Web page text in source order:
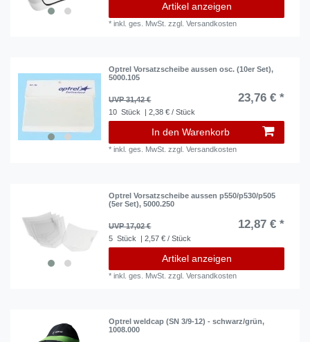
Artikel anzeigen
*inkl. ges. MwSt. zzgl.Versandkosten
Optrel Vorsatzscheibe aussen osc. (10er Set),
5000.105
UVP 31,42 € 23,76 € *
10 Stück | 2,38 € / Stück
In den Warenkorb
*inkl. ges. MwSt. zzgl.Versandkosten
Optrel Vorsatzscheibe aussen p550/p530/p505
(5er Set), 5000.250
UVP 17,02 € 12,87 € *
5 Stück | 2,57 € / Stück
Artikel anzeigen
*inkl. ges. MwSt. zzgl.Versandkosten
Optrel weldcap (SN 3/9-12) - schwarz/grün,
1008.000